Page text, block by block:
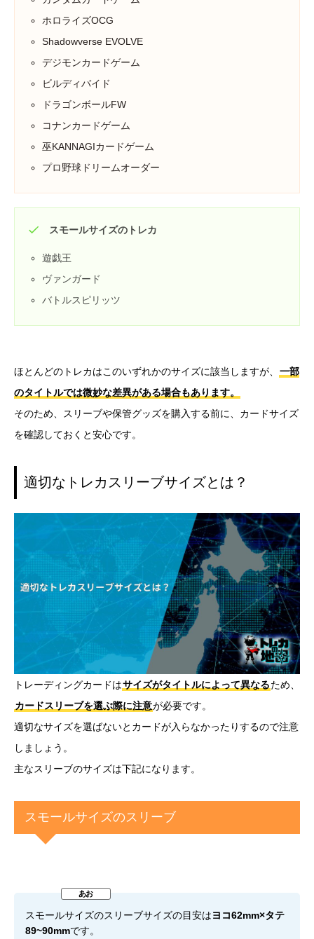
ホロライズOCG
Shadowverse EVOLVE
デジモンカードゲーム
ビルディバイド
ドラゴンボールFW
コナンカードゲーム
巫KANNAGIカードゲーム
プロ野球ドリームオーダー
スモールサイズのトレカ
遊戯王
ヴァンガード
バトルスピリッツ
ほとんどのトレカはこのいずれかのサイズに該当しますが、 一部
のタイトルでは微妙な差異がある場合もあります。
そのため、スリーブや保管グッズを購入する前に、カードサイズ
を確認しておくと安心です。
適切なトレカスリーブサイズとは？
トレーディングカードはサイズがタイトルによって異なるため、
カードスリーブを選ぶ際に注意が必要です。
適切なサイズを選ばないとカードが入らなかったりするので注意
しましょう。
主なスリーブのサイズは下記になります。
スモールサイズのスリーブ
スモールサイズのスリーブサイズの目安はヨコ62mm×タテ
89~90mmです。